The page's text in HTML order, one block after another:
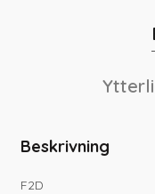
Beskrivning
F2D